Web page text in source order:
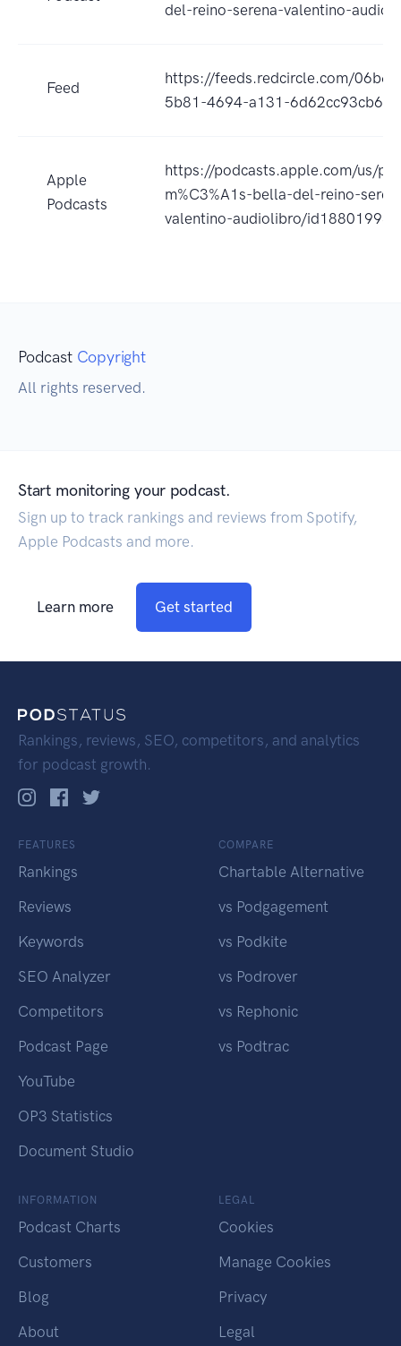
del-reino-serena-valentino-
Feed
https://feeds.redcircle.com/
5b81-4694-a131-6d62cc93cb62
Apple
Podcasts
https://podcasts.apple.com/us/
m%C3%A1s-bella-del-reino-
valentino-audiolibro/
Podcast Copyright
All rights reserved.
Start monitoring your podcast.
Sign up to track rankings and reviews from Spotify,
Apple Podcasts and more.
Learn more Get started
Rankings, reviews, SEO, competitors, and analytics
for podcast growth.
FEATURES
Rankings
Reviews
Keywords
SEO Analyzer
Competitors
Podcast Page
YouTube
OP3 Statistics
Document Studio
COMPARE
Chartable Alternative
vs Podgagement
vs Podkite
vs Podrover
vs Rephonic
vs Podtrac
INFORMATION
Podcast Charts
Customers
Blog
About
LEGAL
Cookies
Manage Cookies
Privacy
Legal